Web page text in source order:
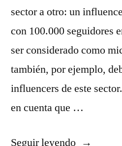
sector a otro: un
con 100.000 seguidores
ser considerado como
también, por ejemplo,
influencers de este
en cuenta que …
Seguir leyendo«belgica